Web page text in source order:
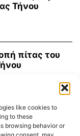
like cookies to
to these
browsing behavior or
Τήνου
πίτας του